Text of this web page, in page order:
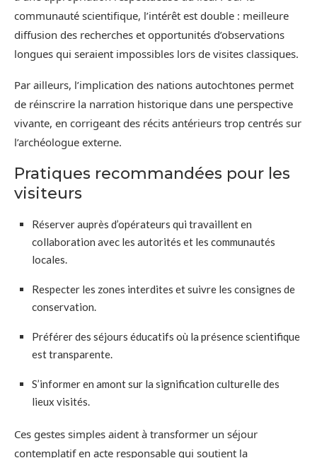
communauté scientifique, l’intérêt est double : meilleure
diffusion des recherches et opportunités d’observations
longues qui seraient impossibles lors de visites classiques.
Par ailleurs, l’implication des nations autochtones permet
de réinscrire la narration historique dans une perspective
vivante, en corrigeant des récits antérieurs trop centrés sur
l’archéologue externe.
Pratiques recommandées pour les
visiteurs
Réserver auprès d’opérateurs qui travaillent en
collaboration avec les autorités et les communautés
locales.
Respecter les zones interdites et suivre les consignes de
conservation.
Préférer des séjours éducatifs où la présence scientifique
est transparente.
S’informer en amont sur la signification culturelle des
lieux visités.
Ces gestes simples aident à transformer un séjour
contemplatif en acte responsable qui soutient la